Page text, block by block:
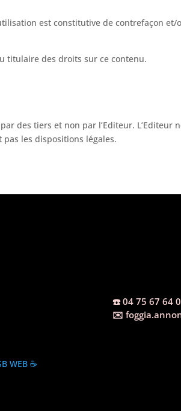
est constitutive de contrefaçon et/
titulaire des droits sur ce contenu.
des tiers et non par l’Editeur. L’Editeur
les dispositions légales.
☎️04 75 67 64
✉️
WEB ☕